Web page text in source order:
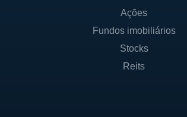
empresa
da
penetração
Ações
Fundos imobiliários
Stocks
Reits